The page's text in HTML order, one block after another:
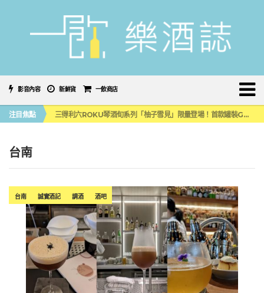
影音內容 新鮮貨 一飲商店
注目焦點
萬眾敲碗如期回歸！SUNMAI金色三麥3度攜手花蓮瓜農品牌「阿強西瓜」
三得利六ROKU琴酒旬系列「柚子雪見」限量登場！首款罐裝GIN SODA 10月同步上市
美國正式恢復蘇格蘭威士忌零關稅！烈酒產業再次迎來重磅利多
台南
台南 誠實酒記 調酒 酒吧